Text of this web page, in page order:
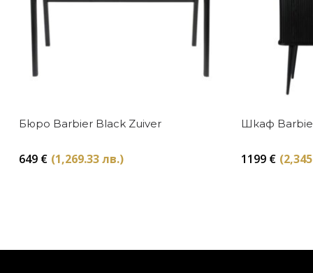
Бюро Barbier Black Zuiver
649 € (1,269.33 лв.)
Шкаф
1199 €